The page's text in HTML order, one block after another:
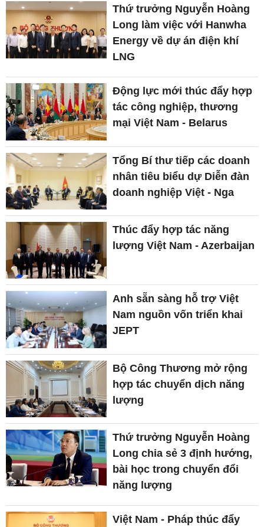
Thứ trưởng Nguyễn Hoàng
Long làm việc với Hanwha
Energy về dự án điện khí
LNG
Động lực mới thúc đẩy hợp
tác công nghiệp, thương
mại Việt Nam - Belarus
Tổng Bí thư tiếp các doanh
nhân tiêu biểu dự Diễn đàn
doanh nghiệp Việt - Nga
Thúc đẩy hợp tác năng
lượng Việt Nam - Azerbaijan
Anh sẵn sàng hỗ trợ Việt
Nam nguồn vốn triển khai
JEPT
Bộ Công Thương mở rộng
hợp tác chuyển dịch năng
lượng
Thứ trưởng Nguyễn Hoàng
Long chia sẻ 3 định hướng,
bài học trong chuyển đổi
năng lượng
Việt Nam - Pháp thúc đẩy